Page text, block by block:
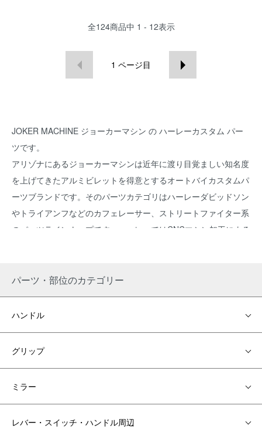
全124商品中 1 - 12表示
1 ページ目
JOKER MACHINE ジョーカーマシン の ハーレーカスタム パー
ツです。
アリゾナにあるジョーカーマシンは近年に渡り目覚ましい知名度
を上げてきたアルミビレットを得意とするオートバイカスタムパ
ーツブランドです。そのパーツカテゴリはハーレーダビッドソン
やトライアンフなどのカフェレーサー、ストリートファイター系
のパーツラインナップです。ハーレーではCNCマシン加工による
フットコントロール類など多くの支持を得ています。
各パーツの部位などからお探しください。
パーツ・部位のカテゴリー
ハンドル
グリップ
ミラー
レバー・スイッチ・ハンドル周辺